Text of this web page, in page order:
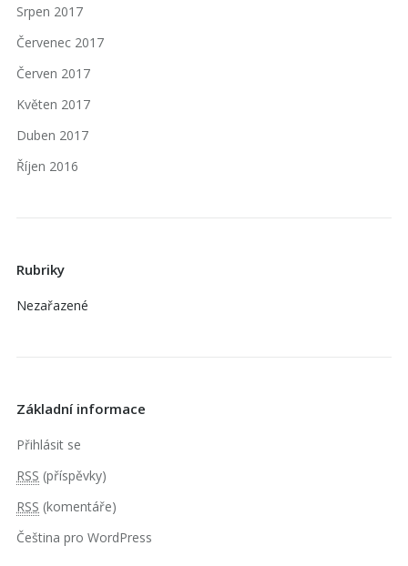
Srpen 2017
Červenec 2017
Červen 2017
Květen 2017
Duben 2017
Říjen 2016
Rubriky
Nezařazené
Základní informace
Přihlásit se
RSS (příspěvky)
RSS (komentáře)
Čeština pro WordPress